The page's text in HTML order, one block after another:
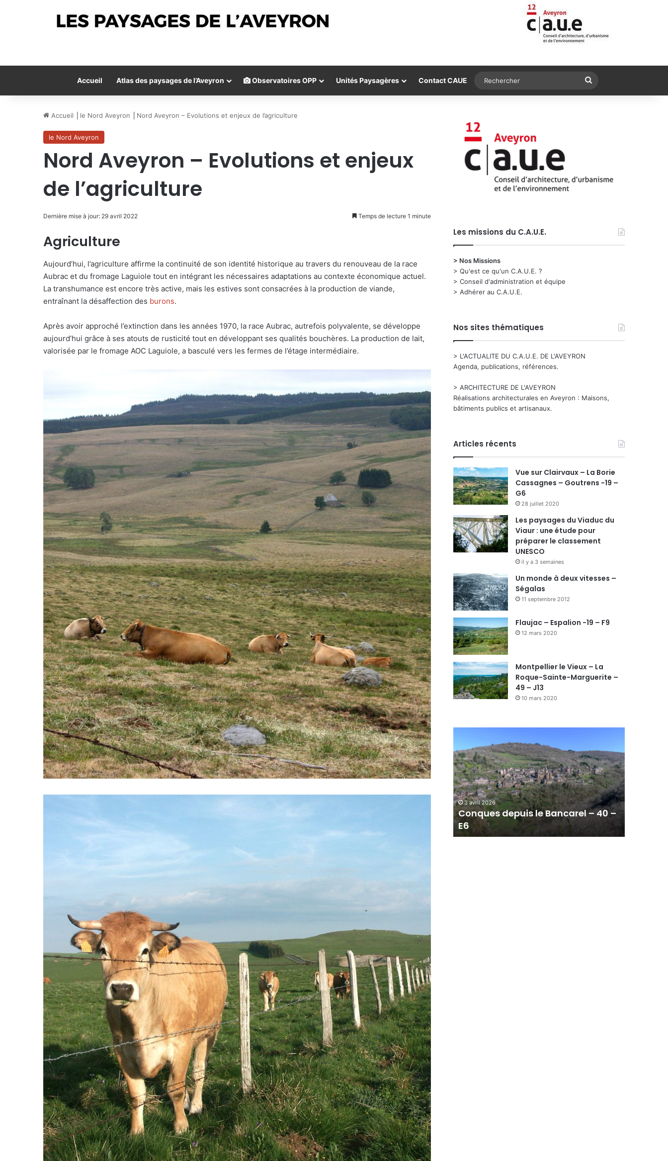
Accueil Atlas des paysages de l’Aveyron Observatoires OPP Unités Paysagères Contact CAUE Rechercher
Accueil le Nord Aveyron Nord Aveyron – Evolutions et enjeux de l’agriculture
le Nord Aveyron
Nord Aveyron – Evolutions et enjeux
de l’agriculture
Dernière mise à jour: 29 avril 2022 Temps de lecture 1 minute
Agriculture
Aujourd’hui, l’agriculture affirme la continuité de son identité historique au travers du renouveau de la race
Aubrac et du fromage Laguiole tout en intégrant les nécessaires adaptations au contexte économique actuel.
La transhumance est encore très active, mais les estives sont consacrées à la production de viande,
entraînant la désaffection des burons.
Après avoir approché l’extinction dans les années 1970, la race Aubrac, autrefois polyvalente, se développe
aujourd’hui grâce à ses atouts de rusticité tout en développant ses qualités bouchères. La production de lait,
valorisée par le fromage AOC Laguiole, a basculé vers les fermes de l’étage intermédiaire.
Les missions du C.A.U.E.
> Nos Missions
> Qu'est ce qu'un C.A.U.E. ?
> Conseil d'administration et équipe
> Adhérer au C.A.U.E.
Nos sites thématiques
> L'ACTUALITE DU C.A.U.E. DE L'AVEYRON
Agenda, publications, références.
> ARCHITECTURE DE L'AVEYRON
Réalisations architecturales en Aveyron : Maisons,
bâtiments publics et artisanaux.
Articles récents
Vue sur Clairvaux – La Borie
Cassagnes – Goutrens -19 –
G6
28 juillet 2020
Les paysages du Viaduc du
Viaur : une étude pour
préparer le classement
UNESCO
il y a 3 semaines
Un monde à deux vitesses –
Ségalas
11 septembre 2012
Flaujac – Espalion -19 – F9
12 mars 2020
Montpellier le Vieux – La
Roque-Sainte-Marguerite –
49 – J13
10 mars 2020
n
q
u
e
s
d
e
u
3 avril 2026
Conques depuis le Bancarel – 40 –
E6